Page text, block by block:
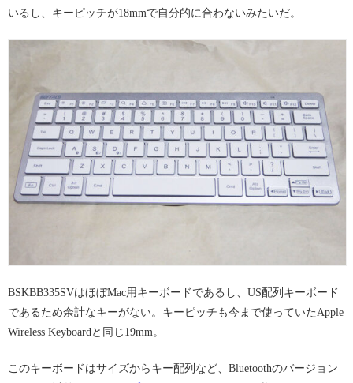
いるし、キーピッチが18mmで自分的に合わないみたいだ。
BSKBB335SVはほぼMac用キーボードであるし、US配列キーボード
であるため余計なキーがない。キーピッチも今まで使っていたApple
Wireless Keyboardと同じ19mm。
このキーボードはサイズからキー配列など、Bluetoothのバージョン